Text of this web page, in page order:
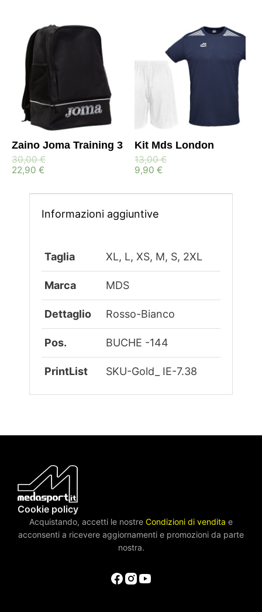
Zaino Joma Training 3
30,00€
22,90 €
Kit Mds London
13,00€
9,90 €
Informazioni aggiuntive
Taglia XL, L, XS, M, S, 2XL
Marca MDS
Dettaglio Rosso-Bianco
Pos. BUCHE -144
PrintList SKU-Gold_ IE-7.38
Cookie policy
Acquistando, accetti le nostre Condizioni di vendita e
acconsenti a ricevere aggiornamenti e promozioni da parte
nostra.